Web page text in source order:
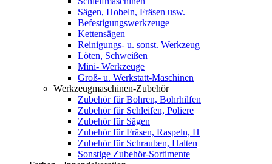
Sägen, Hobeln, Fräsen usw.
Befestigungswerkzeuge
Kettensägen
Reinigungs- u. sonst. Werkzeug
Löten, Schweißen
Mini- Werkzeuge
Groß- u. Werkstatt-Maschinen
Werkzeugmaschinen-Zubehör
Zubehör für Bohren, Bohrhilfen
Zubehör für Schleifen, Poliere
Zubehör für Sägen
Zubehör für Fräsen, Raspeln, H
Zubehör für Schrauben, Halten
Sonstige Zubehör-Sortimente